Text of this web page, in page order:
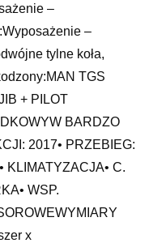
–
–
tylne koła,
TGS
+ PILOT
BARDZO
2017• PRZEBIEG:
KLIMATYZACJA• C.
WSP.
x